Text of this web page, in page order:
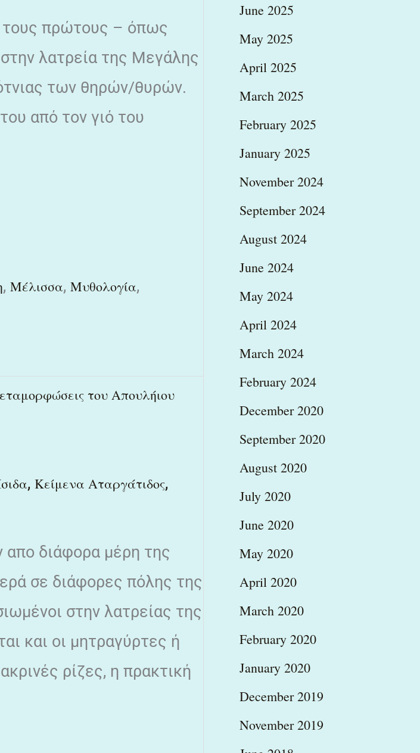
τους πρώτους – όπως
λατρεία της Μεγάλης
των θηρών/θυρών.
από τον γιό του
, Μέλισσα, Μυθολογία,
του Απουλήιου
, Κείμενα Αταργάτιδος,
απο διάφορα μέρη της
σε διάφορες πόλης της
στην λατρείας της
και οι μητραγύρτες ή
ρίζες, η πρακτική
June 2025
May 2025
April 2025
March 2025
February 2025
January 2025
November 2024
September 2024
August 2024
June 2024
May 2024
April 2024
March 2024
February 2024
December 2020
September 2020
August 2020
July 2020
June 2020
May 2020
April 2020
March 2020
February 2020
January 2020
December 2019
November 2019